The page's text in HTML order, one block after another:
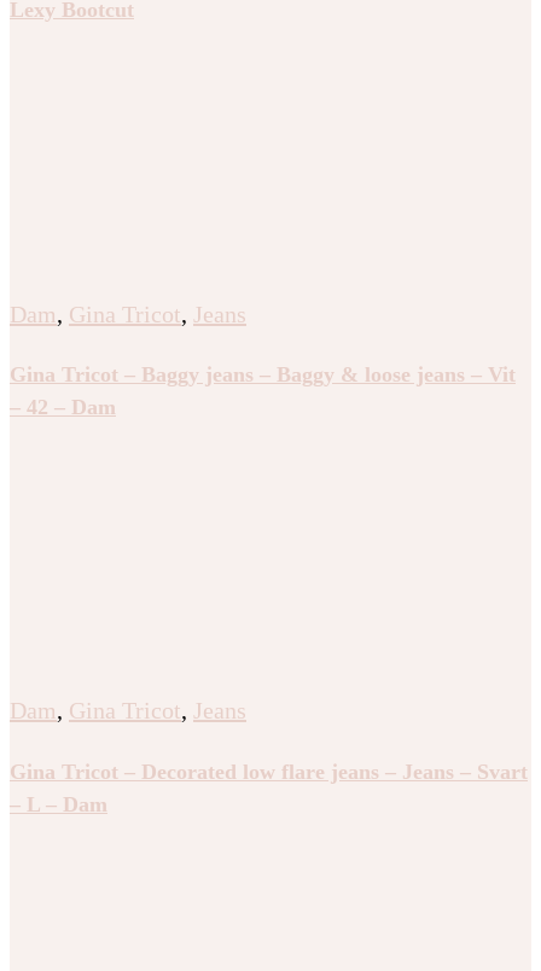
Lexy Bootcut
Dam, Gina Tricot, Jeans
Gina Tricot – Baggy jeans – Baggy & loose jeans – Vit
– 42 – Dam
Dam, Gina Tricot, Jeans
Gina Tricot – Decorated low flare jeans – Jeans – Svart
– L – Dam